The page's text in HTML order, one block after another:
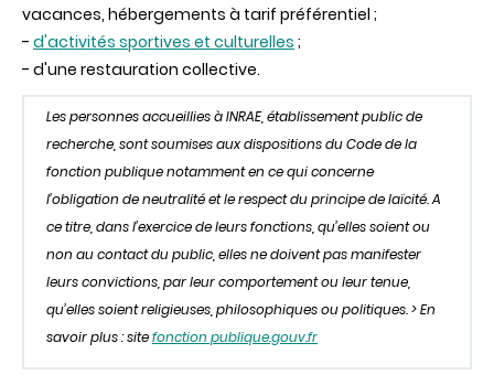
vacances, hébergements à tarif préférentiel ;
- d'activités sportives et culturelles ;
- d'une restauration collective.
Les personnes accueillies à INRAE, établissement public de
recherche, sont soumises aux dispositions du Code de la
fonction publique notamment en ce qui concerne
l’obligation de neutralité et le respect du principe de laïcité. A
ce titre, dans l’exercice de leurs fonctions, qu’elles soient ou
non au contact du public, elles ne doivent pas manifester
leurs convictions, par leur comportement ou leur tenue,
qu’elles soient religieuses, philosophiques ou politiques. > En
savoir plus : sitefonction publique.gouv.fr